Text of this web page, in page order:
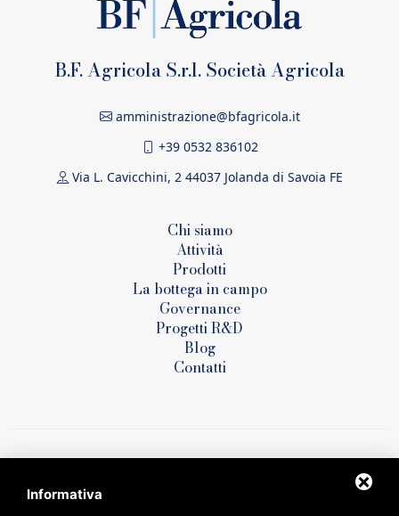
B.F. Agricola S.r.l. Società Agricola
amministrazione@bfagricola.it
+39 0532 836102
Via L. Cavicchini, 2 44037 Jolanda di Savoia FE
Chi siamo
Attività
Prodotti
La bottega in campo
Governance
Progetti R&D
Blog
Contatti
Informativa